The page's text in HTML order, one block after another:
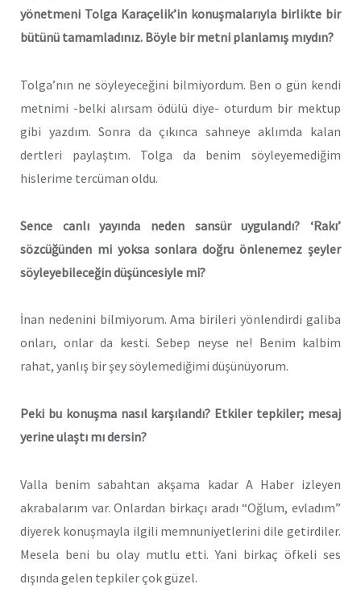
yönetmeni Tolga Karaçelik’in konuşmalarıyla birlikte bir
bütünü tamamladınız. Böyle bir metni planlamış mıydın?
Tolga’nın ne söyleyeceğini bilmiyordum. Ben o gün kendi
metnimi -belki alırsam ödülü diye- oturdum bir mektup
gibi yazdım. Sonra da çıkınca sahneye aklımda kalan
dertleri paylaştım. Tolga da benim söyleyemediğim
hislerime tercüman oldu.
Sence canlı yayında neden sansür uygulandı? ‘Rakı’
sözcüğünden mi yoksa sonlara doğru önlenemez şeyler
söyleyebileceğin düşüncesiyle mi?
İnan nedenini bilmiyorum. Ama birileri yönlendirdi galiba
onları, onlar da kesti. Sebep neyse ne! Benim kalbim
rahat, yanlış bir şey söylemediğimi düşünüyorum.
Peki bu konuşma nasıl karşılandı? Etkiler tepkiler; mesaj
yerine ulaştı mı dersin?
Valla benim sabahtan akşama kadar A Haber izleyen
akrabalarım var. Onlardan birkaçı aradı “Oğlum, evladım”
diyerek konuşmayla ilgili memnuniyetlerini dile getirdiler.
Mesela beni bu olay mutlu etti. Yani birkaç öfkeli ses
dışında gelen tepkiler çok güzel.